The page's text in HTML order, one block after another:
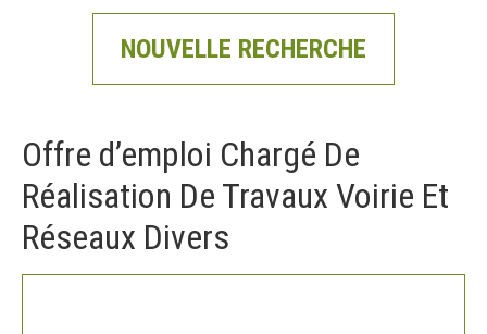
NOUVELLE RECHERCHE
Offre d’emploi Chargé De
Réalisation De Travaux Voirie Et
Réseaux Divers